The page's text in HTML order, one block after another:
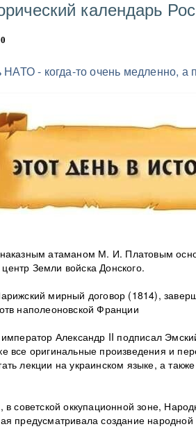
календарь
НАТО - когда-то очень медленно,
атаманом М. И. Платовым
Земли войска Донского.
мирный договор (1814),
наполеоновской Франции
Александр II подписал
все оригинальные произведения и
лекции на украинском языке, а
в советской оккупационной зоне,
предусматривала создание